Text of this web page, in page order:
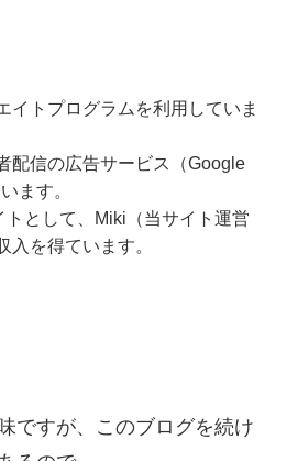
イトプログラムを利用していま
配信の広告サービス（Google
ます。
トとして、Miki（当サイト運営
入を得ています。
ですが、このブログを続け